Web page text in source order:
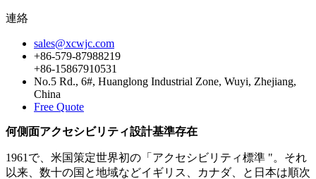
連絡
sales@xcwjc.com
+86-579-87988219
+86-15867910531
No.5 Rd., 6#, Huanglong Industrial Zone, Wuyi, Zhejiang,
China
Free Quote
何側面アクセシビリティ設計基準存在
1961で、米国策定世界初の「アクセシビリティ標準 "。それ
以来、数十の国と地域などイギリス、カナダ、と日本は順次